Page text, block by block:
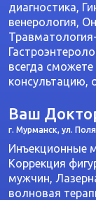
диагностика,
венерология,
всегда
консультацию,
Ваш
г. Мурманск, ул.
Инъекционные
Коррекция
мужчин,
волновая